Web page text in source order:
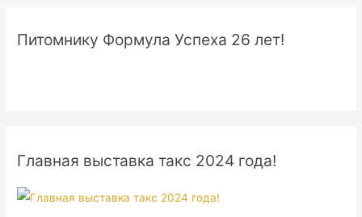
Питомнику Формула Успеха 26 лет!
Главная выставка такс 2024 года!